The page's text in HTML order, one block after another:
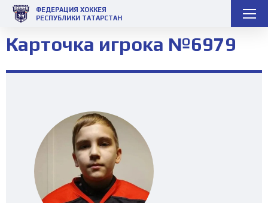
ФЕДЕРАЦИЯ ХОККЕЯ
РЕСПУБЛИКИ ТАТАРСТАН
Карточка игрока №6979